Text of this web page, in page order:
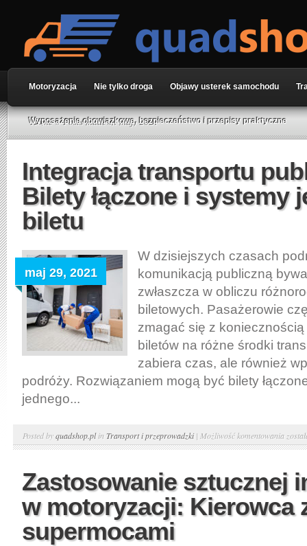
Motoryzacja Nie tylko droga Objawy usterek samochodu
Wyposażenie obowiązkowe, bezpieczeństwo i przepisy praktyczne
Home» Posts made in maj, 2021
Integracja transportu
Bilety łączone i systemy
biletu
maj 29, 2021
W dzisiejszych czasach
komunikacją publiczną
zwłaszcza w obliczu
biletowych. Pasażerowie
zmagać się z
biletów na różne środki
zabiera czas, ale również
podróży. Rozwiązaniem mogą być bilety
jednego...
Posted byquadshop.plin Transport i przeprowadzki| Możliwość komentowania
i
Zastosowanie sztucznej
w motoryzacji: Kierowca
supermocami